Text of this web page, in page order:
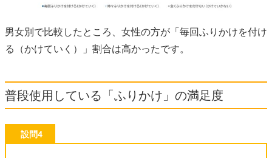
男女別で比較したところ、女性の方が「毎回ふりかけを付け
る（かけていく）」割合は高かったです。
普段使用している「ふりかけ」の満足度
設問4